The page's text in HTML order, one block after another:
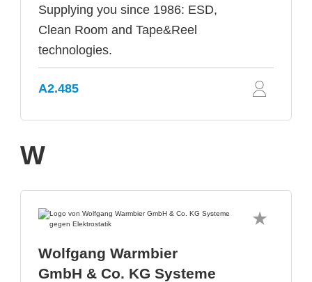
Supplying you since 1986: ESD,
Clean Room and Tape&Reel
technologies.
A2.485
W
Wolfgang Warmbier
GmbH & Co. KG Systeme